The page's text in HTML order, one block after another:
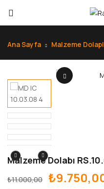
Ana Sayfa Malzeme
Malzeme Dolabı
₺11.000,00 ₺